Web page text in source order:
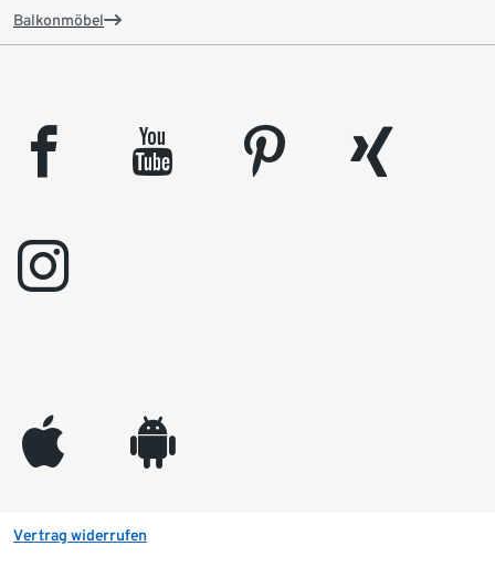
Balkonmöbel
facebook youtube pinterest
xing
instagram
appleinc android
Vertrag widerrufen